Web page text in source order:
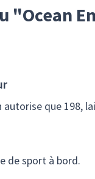
"Ocean
autorise que 198,
de sport à bord.